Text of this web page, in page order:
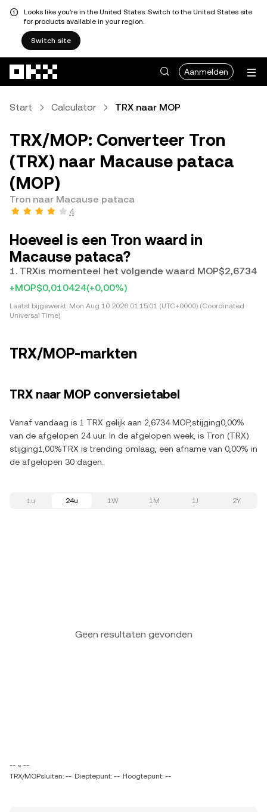
Looks like you're in the United States. Switch to the United States site
for products available in your region.
Switch site
Aanmelden
Start Calculator TRX naar MOP
TRX/MOP: Converteer Tron
(TRX) naar Macause pataca
(MOP)
Tron naar Macause pataca
4
Hoeveel is een Tron waard in
Macause pataca?
1. TRXis momenteel het volgende waard MOP$2,6734
+MOP$0,010424(+0,00%)
Laatst bijgewerkt: Mon Aug 10 2026 01:15:01 (UTC+0000) (Coordinated
Universal Time)
TRX/MOP-markten
TRX naar MOP conversietabel
Vanaf vandaag is 1 TRX gelijk aan 2,6734 MOP,stijging0,00%
van de afgelopen 24 uur. In de afgelopen week, is Tron (TRX)
stijging1,00%TRX is trending omlaag, een afname van 0,00% in
de afgelopen 30 dagen.
1u 24u 1W 1M 1J 2Y
Geen resultaten gevonden
-- ~ --
TRX/MOPsluiten: -- Dieptepunt: -- Hoogtepunt: --